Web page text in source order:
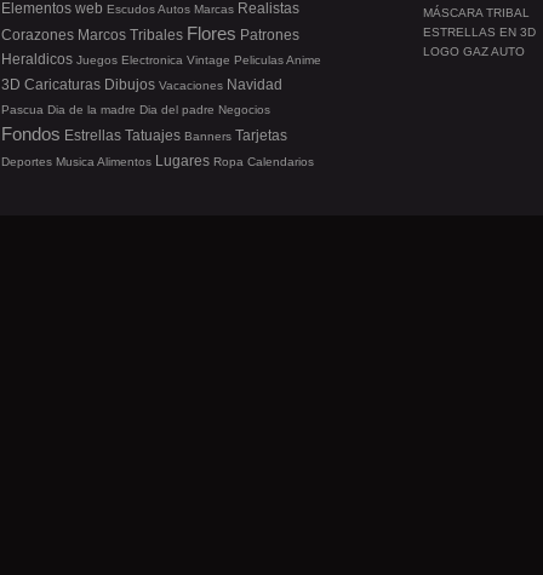
MÁSCARA TRIBAL
ESTRELLAS EN 3D
LOGO GAZ AUTO
Elementos web EscudosAutos Marcas Realistas
Corazones Marcos Tribales Flores Patrones
Heraldicos Juegos Electronica Vintage PeliculasAnime
3D Caricaturas Dibujos Vacaciones Navidad
Pascua Dia de la madre Dia del padre Negocios
Fondos Estrellas Tatuajes Banners Tarjetas
Deportes Musica Alimentos Lugares Ropa Calendarios